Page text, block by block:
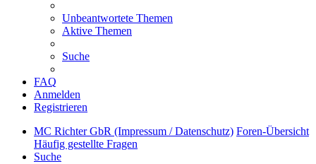
Unbeantwortete Themen
Aktive Themen
Suche
FAQ
Anmelden
Registrieren
MC Richter GbR (Impressum / Datenschutz) Foren-Übersicht
Häufig gestellte Fragen
Suche